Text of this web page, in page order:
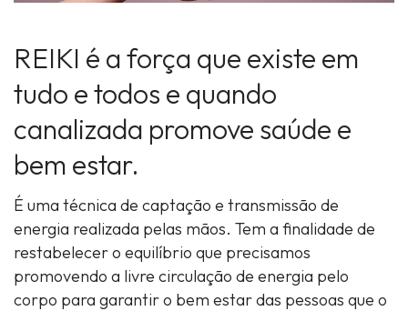
REIKI é a força que existe em
tudo e todos e quando
canalizada promove saúde e
bem estar.
É uma técnica de captação e transmissão de
energia realizada pelas mãos. Tem a finalidade de
restabelecer o equilíbrio que precisamos
promovendo a livre circulação de energia pelo
corpo para garantir o bem estar das pessoas que o